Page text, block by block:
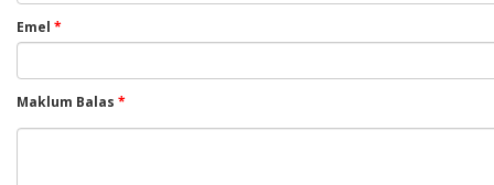
Emel *
Maklum Balas *